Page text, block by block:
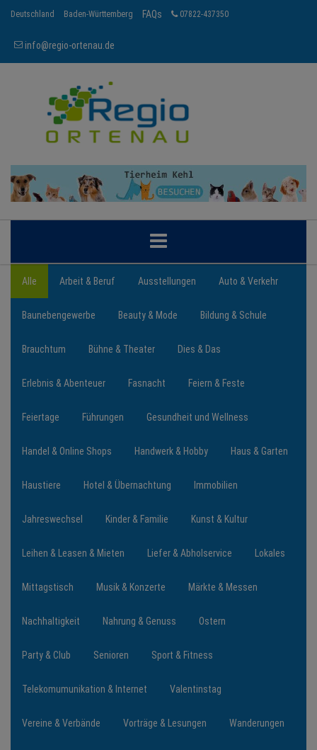
Deutschland Baden-Württemberg FAQs 07822-437350
info@regio-ortenau.de
ORTENAU
BRANCHEN
NEWS
TERMINE
ANGEBOTE
JOBS
Alle Arbeit & Beruf Ausstellungen Auto & Verkehr
Baunebengewerbe Beauty & Mode Bildung & Schule
Brauchtum Bühne & Theater Dies & Das
Erlebnis & Abenteuer Fasnacht Feiern & Feste
Feiertage Führungen Gesundheit und Wellness
Handel & Online Shops Handwerk & Hobby Haus & Garten
Haustiere Hotel & Übernachtung Immobilien
Jahreswechsel Kinder & Familie Kunst & Kultur
Leihen & Leasen & Mieten Liefer & Abholservice Lokales
Mittagstisch Musik & Konzerte Märkte & Messen
Nachhaltigkeit Nahrung & Genuss Ostern
Party & Club Senioren Sport & Fitness
Telekomumunikation & Internet Valentinstag
Vereine & Verbände Vorträge & Lesungen Wanderungen